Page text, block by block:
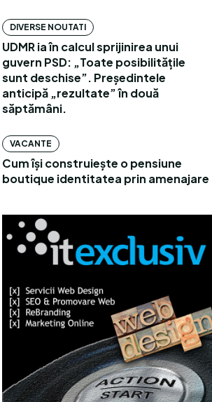
DIVERSE NOUTATI
UDMR ia în calcul sprijinirea unui
guvern PSD: „Toate posibilitățile
sunt deschise”. Președintele
anticipă „rezultate” în două
săptămâni.
VACANTE
Cum își construiește o pensiune
boutique identitatea prin amenajare